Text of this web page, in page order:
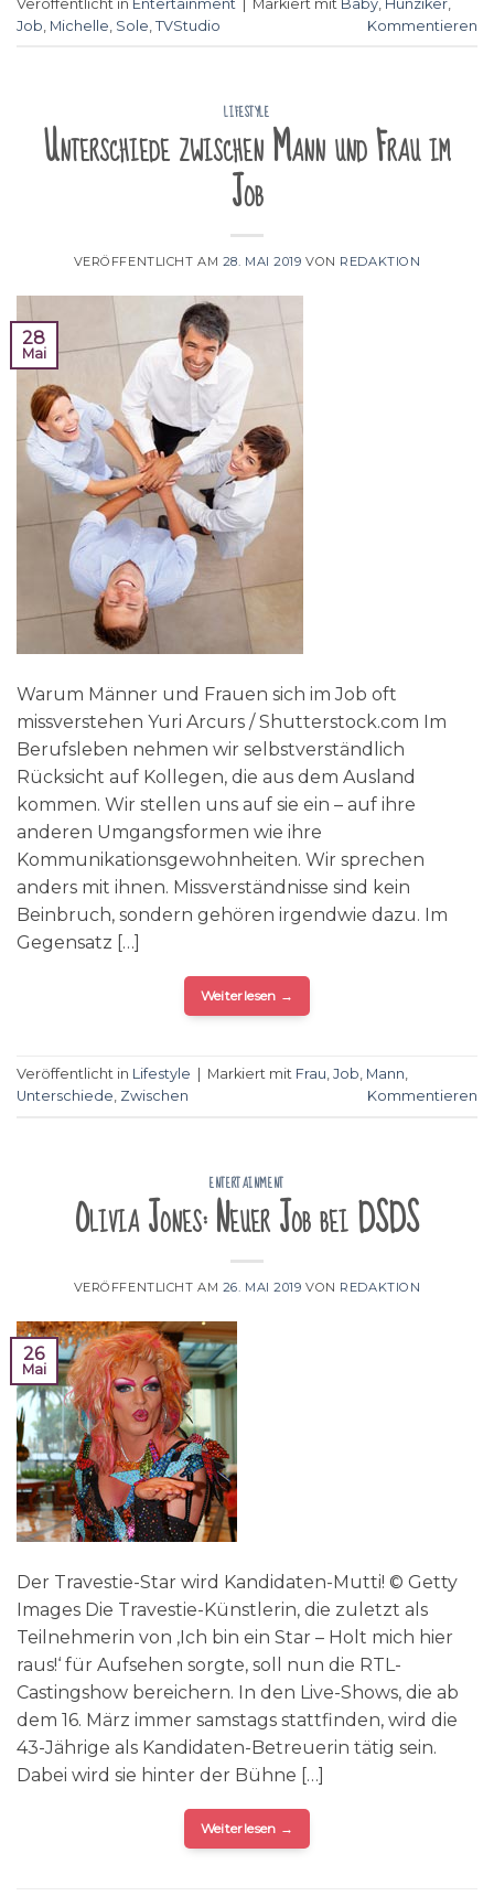
Veröffentlicht in Entertainment Markiert mit Baby Hunziker
Job Michelle Sole TVStudio Kommentieren
LIFESTYLE
Unterschiede zwischen Mann und Frau im
Job
VERÖFFENTLICHT AM 28. MAI 2019 VON REDAKTION
28
Mai
Warum Männer und Frauen sich im Job oft
missverstehen Yuri Arcurs / Shutterstock.com Im
Berufsleben nehmen wir selbstverständlich
Rücksicht auf Kollegen, die aus dem Ausland
kommen. Wir stellen uns auf sie ein – auf ihre
anderen Umgangsformen wie ihre
Kommunikationsgewohnheiten. Wir sprechen
anders mit ihnen. Missverständnisse sind kein
Beinbruch, sondern gehören irgendwie dazu. Im
Gegensatz […]
Weiterlesen →
Veröffentlicht in Lifestyle Markiert mit Frau, Job, Mann,
Unterschiede, Zwischen Kommentieren
ENTERTAINMENT
Olivia Jones: Neuer Job bei DSDS
VERÖFFENTLICHT AM 26. MAI 2019 VON REDAKTION
26
Mai
Der Travestie-Star wird Kandidaten-Mutti! © Getty
Images Die Travestie-Künstlerin, die zuletzt als
Teilnehmerin von ‚Ich bin ein Star – Holt mich hier
raus!‘ für Aufsehen sorgte, soll nun die RTL-
Castingshow bereichern. In den Live-Shows, die ab
dem 16. März immer samstags stattfinden, wird die
43-Jährige als Kandidaten-Betreuerin tätig sein.
Dabei wird sie hinter der Bühne […]
Weiterlesen →